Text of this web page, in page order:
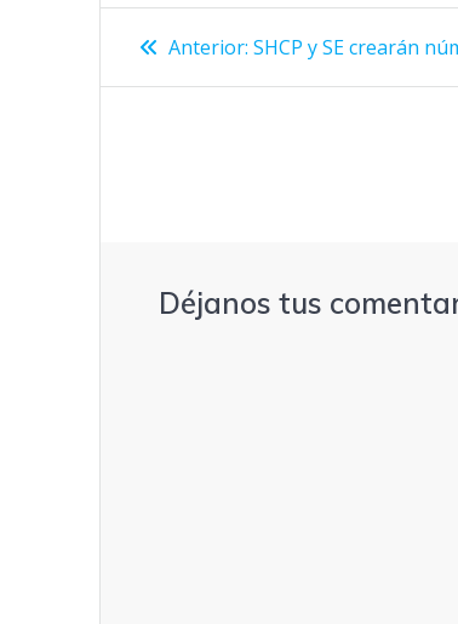
Navegación
de
Anterior: Entrada
SHCP y SE crearán
Déjanos tus